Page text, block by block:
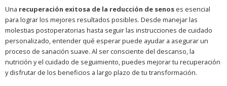
Una recuperación exitosa de la reducción de senos es esencial
para lograr los mejores resultados posibles. Desde manejar las
molestias postoperatorias hasta seguir las instrucciones de cuidado
personalizado, entender qué esperar puede ayudar a asegurar un
proceso de sanación suave. Al ser consciente del descanso, la
nutrición y el cuidado de seguimiento, puedes mejorar tu recuperación
y disfrutar de los beneficios a largo plazo de tu transformación.